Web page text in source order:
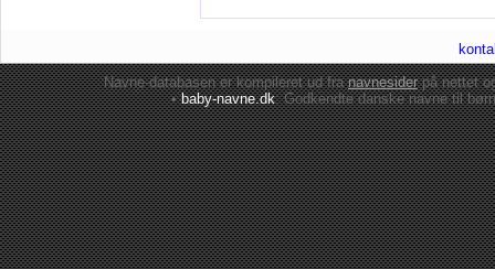
Navne-databasen er kompileret ud franavnesiderpå nettet
•baby-navne.dk: Godkendte danskenavne til børn